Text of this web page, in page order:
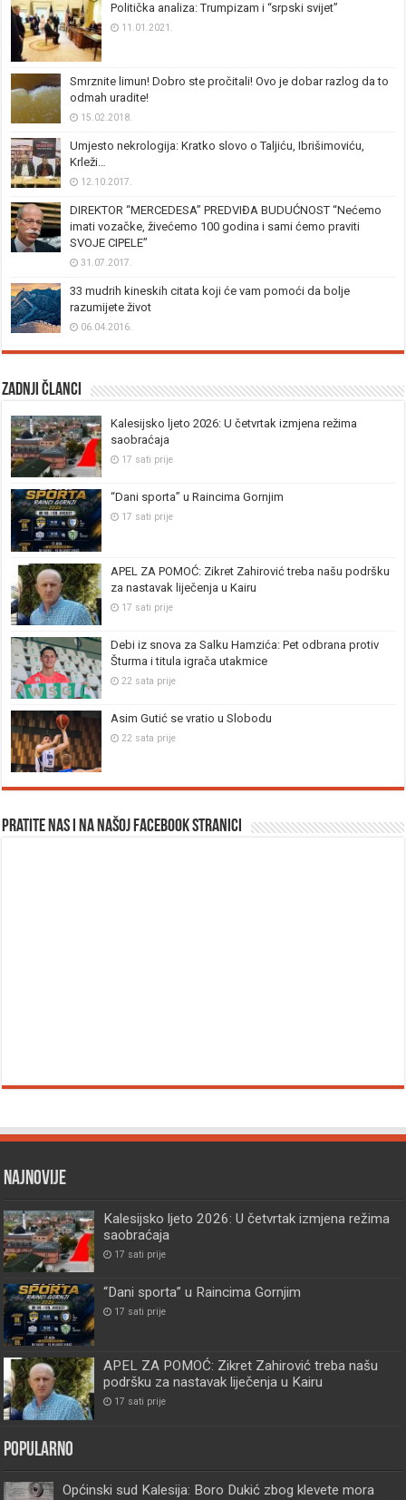
Politička analiza: Trumpizam i “srpski svijet”
11.01.2021.
Smrznite limun! Dobro ste pročitali! Ovo je dobar razlog da to
odmah uradite!
15.02.2018.
Umjesto nekrologija: Kratko slovo o Taljiću, Ibrišimoviću,
Krleži…
12.10.2017.
DIREKTOR “MERCEDESA” PREDVIĐA BUDUĆNOST “Nećemo
imati vozačke, živećemo 100 godina i sami ćemo praviti
SVOJE CIPELE”
31.07.2017.
33 mudrih kineskih citata koji će vam pomoći da bolje
razumijete život
06.04.2016.
Zadnji članci
Kalesijsko ljeto 2026: U četvrtak izmjena režima
saobraćaja
17 sati prije
“Dani sporta” u Raincima Gornjim
17 sati prije
APEL ZA POMOĆ: Zikret Zahirović treba našu podršku
za nastavak liječenja u Kairu
17 sati prije
Debi iz snova za Salku Hamzića: Pet odbrana protiv
Šturma i titula igrača utakmice
22 sata prije
Asim Gutić se vratio u Slobodu
22 sata prije
Pratite nas i na našoj facebook stranici
Najnovije
Kalesijsko ljeto 2026: U četvrtak izmjena režima
saobraćaja
17 sati prije
“Dani sporta” u Raincima Gornjim
17 sati prije
APEL ZA POMOĆ: Zikret Zahirović treba našu
podršku za nastavak liječenja u Kairu
17 sati prije
Popularno
Općinski sud Kalesija: Boro Dukić zbog klevete mora